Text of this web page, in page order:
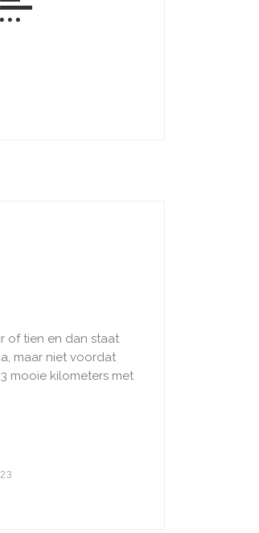
of tien en dan staat
maar niet voordat
mooie kilometers met